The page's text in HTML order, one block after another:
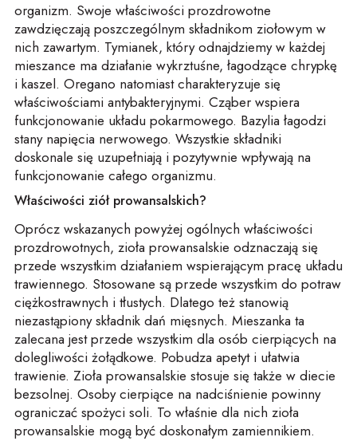
organizm. Swoje właściwości prozdrowotne
zawdzięczają poszczególnym składnikom ziołowym w
nich zawartym. Tymianek, który odnajdziemy w każdej
mieszance ma działanie wykrztuśne, łagodzące chrypkę
i kaszel. Oregano natomiast charakteryzuje się
właściwościami antybakteryjnymi. Cząber wspiera
funkcjonowanie układu pokarmowego. Bazylia łagodzi
stany napięcia nerwowego. Wszystkie składniki
doskonale się uzupełniają i pozytywnie wpływają na
funkcjonowanie całego organizmu.
Właściwości ziół prowansalskich?
Oprócz wskazanych powyżej ogólnych właściwości
prozdrowotnych, zioła prowansalskie odznaczają się
przede wszystkim działaniem wspierającym pracę układu
trawiennego. Stosowane są przede wszystkim do potraw
ciężkostrawnych i tłustych. Dlatego też stanowią
niezastąpiony składnik dań mięsnych. Mieszanka ta
zalecana jest przede wszystkim dla osób cierpiących na
dolegliwości żołądkowe. Pobudza apetyt i ułatwia
trawienie. Zioła prowansalskie stosuje się także w diecie
bezsolnej. Osoby cierpiące na nadciśnienie powinny
ograniczać spożyci soli. To właśnie dla nich zioła
prowansalskie mogą być doskonałym zamiennikiem.